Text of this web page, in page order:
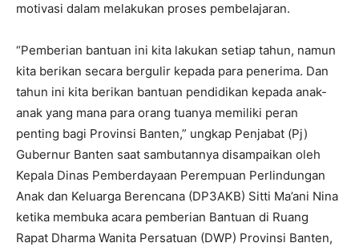
motivasi dalam melakukan proses pembelajaran.
“Pemberian bantuan ini kita lakukan setiap tahun, namun
kita berikan secara bergulir kepada para penerima. Dan
tahun ini kita berikan bantuan pendidikan kepada anak-
anak yang mana para orang tuanya memiliki peran
penting bagi Provinsi Banten,” ungkap Penjabat (Pj)
Gubernur Banten saat sambutannya disampaikan oleh
Kepala Dinas Pemberdayaan Perempuan Perlindungan
Anak dan Keluarga Berencana (DP3AKB) Sitti Ma’ani Nina
ketika membuka acara pemberian Bantuan di Ruang
Rapat Dharma Wanita Persatuan (DWP) Provinsi Banten,